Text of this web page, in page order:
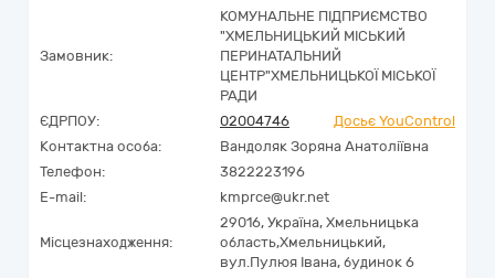
Замовник:
КОМУНАЛЬНЕ ПІДПРИЄМСТВО
"ХМЕЛЬНИЦЬКИЙ МІСЬКИЙ
ПЕРИНАТАЛЬНИЙ
ЦЕНТР"ХМЕЛЬНИЦЬКОЇ МІСЬКОЇ
РАДИ
ЄДРПОУ:
02004746
Досьє YouControl
Контактна особа:
Вандоляк Зоряна Анатоліївна
Телефон:
3822223196
E-mail:
kmprce@ukr.net
Місцезнаходження:
29016, Україна, Хмельницька
область,Хмельницький,
вул.Пулюя Івана, будинок 6